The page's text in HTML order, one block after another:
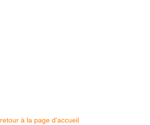
retour à la page d'accueil